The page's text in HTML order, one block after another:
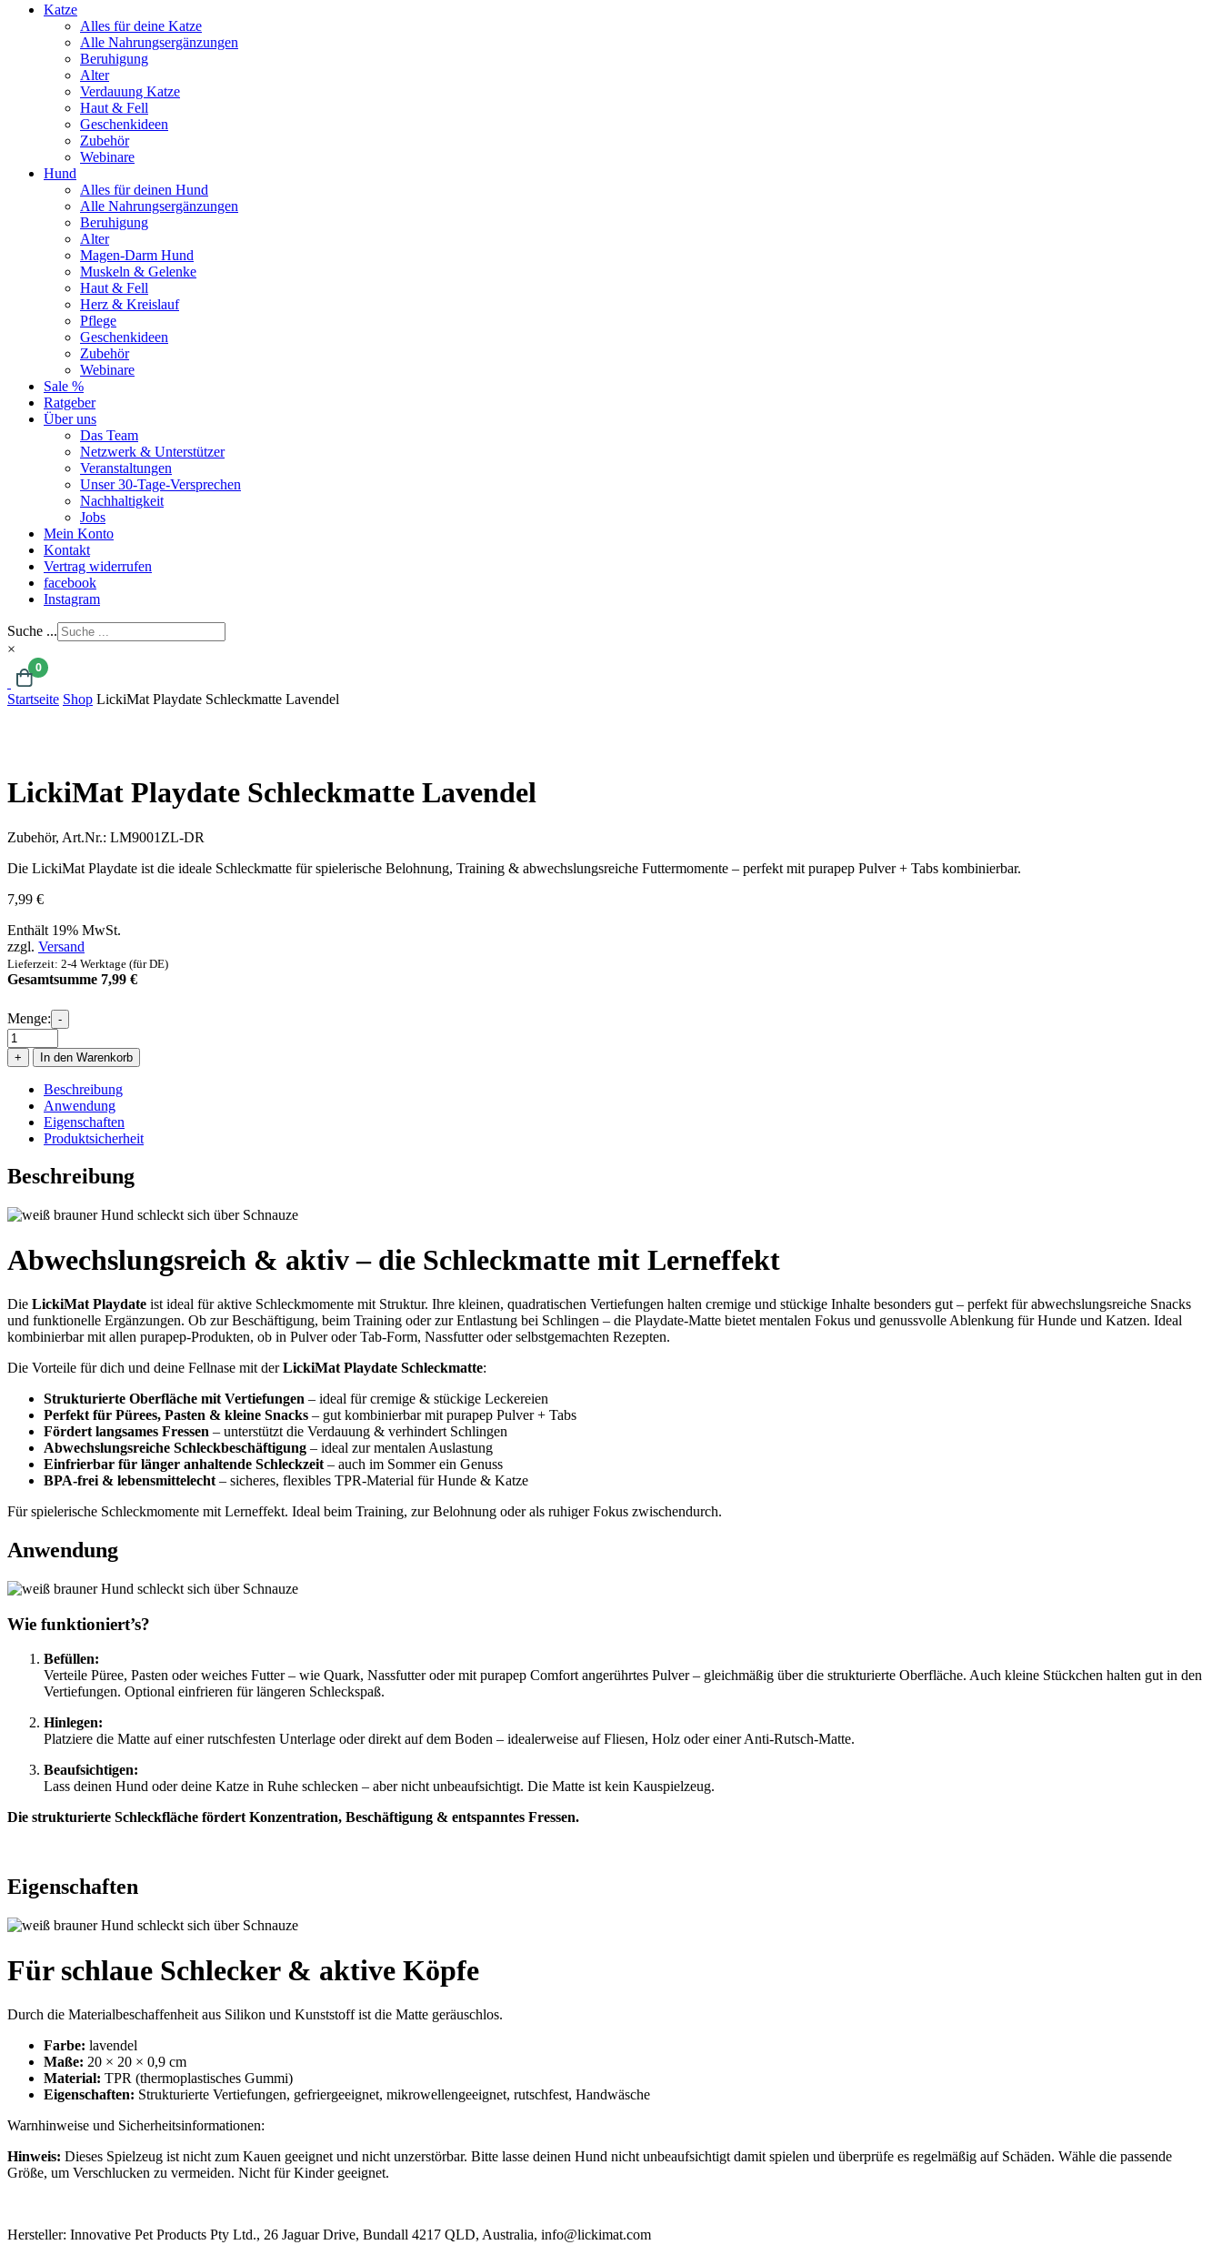
Katze
Alles für deine Katze
Alle Nahrungsergänzungen
Beruhigung
Alter
Verdauung Katze
Haut & Fell
Geschenkideen
Zubehör
Webinare
Hund
Alles für deinen Hund
Alle Nahrungsergänzungen
Beruhigung
Alter
Magen-Darm Hund
Muskeln & Gelenke
Haut & Fell
Herz & Kreislauf
Pflege
Geschenkideen
Zubehör
Webinare
Sale %
Ratgeber
Über uns
Das Team
Netzwerk & Unterstützer
Veranstaltungen
Unser 30-Tage-Versprechen
Nachhaltigkeit
Jobs
Mein Konto
Kontakt
Vertrag widerrufen
facebook
Instagram
Suche ...
×
0
Startseite Shop LickiMat Playdate Schleckmatte Lavendel
LickiMat Playdate Schleckmatte Lavendel
Zubehör, Art.Nr.: LM9001ZL-DR
Die LickiMat Playdate ist die ideale Schleckmatte für spielerische Belohnung, Training & abwechslungsreiche Futtermomente – perfekt mit purapep Pulver + Tabs kombinierbar.
7,99 €
Enthält 19% MwSt.
zzgl. Versand
Lieferzeit: 2-4 Werktage (für DE)
Gesamtsumme 7,99 €
Menge: -
LickiMat
Playdate
Schleckmatte
Lavendel
Menge
+ In den Warenkorb
Beschreibung
Anwendung
Eigenschaften
Produktsicherheit
Beschreibung
Abwechslungsreich & aktiv – die Schleckmatte mit Lerneffekt
Die LickiMat Playdate ist ideal für aktive Schleckmomente mit Struktur. Ihre kleinen, quadratischen Vertiefungen halten cremige und stückige Inhalte besonders gut – perfekt für abwechslungsreiche Snacks
und funktionelle Ergänzungen. Ob zur Beschäftigung, beim Training oder zur Entlastung bei Schlingen – die Playdate-Matte bietet mentalen Fokus und genussvolle Ablenkung für Hunde und Katzen. Ideal
kombinierbar mit allen purapep-Produkten, ob in Pulver oder Tab-Form, Nassfutter oder selbstgemachten Rezepten.
Die Vorteile für dich und deine Fellnase mit derLickiMat Playdate Schleckmatte:
Strukturierte Oberfläche mit Vertiefungen – ideal für cremige & stückige Leckereien
Perfekt für Pürees, Pasten & kleine Snacks – gut kombinierbar mit purapep Pulver + Tabs
Fördert langsames Fressen – unterstützt die Verdauung & verhindert Schlingen
Abwechslungsreiche Schleckbeschäftigung – ideal zur mentalen Auslastung
Einfrierbar für länger anhaltende Schleckzeit – auch im Sommer ein Genuss
BPA-frei & lebensmittelecht – sicheres, flexibles TPR-Material für Hunde & Katze
Für spielerische Schleckmomente mit Lerneffekt. Ideal beim Training, zur Belohnung oder als ruhiger Fokus zwischendurch.
Anwendung
Wie funktioniert’s?
Befüllen:
Verteile Püree, Pasten oder weiches Futter – wie Quark, Nassfutter oder mit purapep Comfort angerührtes Pulver – gleichmäßig über die strukturierte Oberfläche. Auch kleine Stückchen halten gut in den
Vertiefungen. Optional einfrieren für längeren Schleckspaß.
Hinlegen:
Platziere die Matte auf einer rutschfesten Unterlage oder direkt auf dem Boden – idealerweise auf Fliesen, Holz oder einer Anti-Rutsch-Matte.
Beaufsichtigen:
Lass deinen Hund oder deine Katze in Ruhe schlecken – aber nicht unbeaufsichtigt. Die Matte ist kein Kauspielzeug.
Die strukturierte Schleckfläche fördert Konzentration, Beschäftigung & entspanntes Fressen.
Eigenschaften
Für schlaue Schlecker & aktive Köpfe
Durch die Materialbeschaffenheit aus Silikon und Kunststoff ist die Matte geräuschlos.
Farbe: lavendel
Maße: 20 × 20 × 0,9 cm
Material: TPR (thermoplastisches Gummi)
Eigenschaften: Strukturierte Vertiefungen, gefriergeeignet, mikrowellengeeignet, rutschfest, Handwäsche
Warnhinweise und Sicherheitsinformationen:
Hinweis: Dieses Spielzeug ist nicht zum Kauen geeignet und nicht unzerstörbar. Bitte lasse deinen Hund nicht unbeaufsichtigt damit spielen und überprüfe es regelmäßig auf Schäden. Wähle die passende
Größe, um Verschlucken zu vermeiden. Nicht für Kinder geeignet.
Hersteller: Innovative Pet Products Pty Ltd., 26 Jaguar Drive, Bundall 4217 QLD, Australia, info@lickimat.com